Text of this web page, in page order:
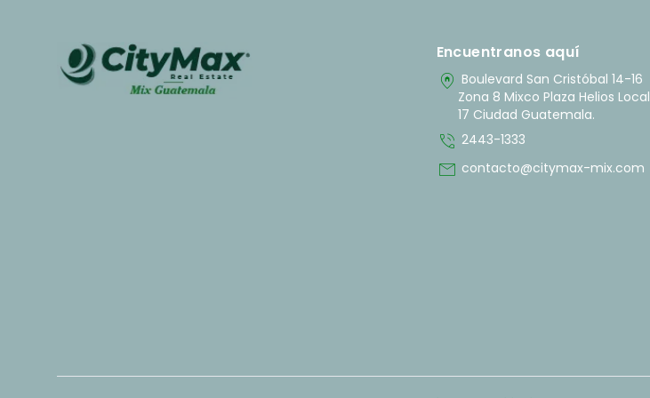
Encuentranos aquí
home_pin Boulevard San Cristóbal 14-16
Zona 8 Mixco Plaza Helios Local
17 Ciudad Guatemala.
phone_in_talk 2443-1333
mail contacto@citymax-mix.com